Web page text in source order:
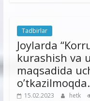
Tadbirlar
Joylarda
kurashish va
maqsadida
o’tkazilmoqda.
15.02.2023 hetk